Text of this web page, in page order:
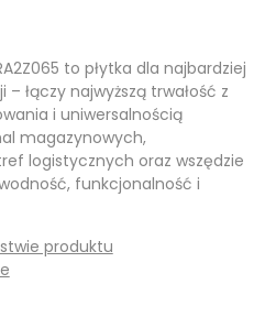
to płytka dla najbardziej
łączy najwyższą trwałość z
i uniwersalnością
magazynowych,
logistycznych oraz wszędzie
funkcjonalność i
produktu